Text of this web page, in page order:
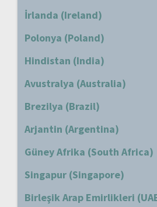
İrlanda (Ireland)
Polonya (Poland)
Hindistan (India)
Avustralya (Australia)
Brezilya (Brazil)
Arjantin (Argentina)
Güney Afrika (South Africa)
Singapur (Singapore)
Birleşik Arap Emirlikleri